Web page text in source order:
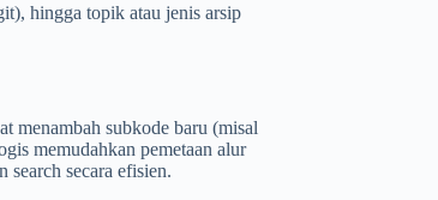
hingga topik atau jenis arsip
menambah subkode baru (misal
memudahkan pemetaan alur
secara efisien.